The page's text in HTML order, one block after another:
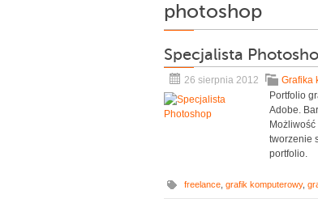
photoshop
Specjalista
26 sierpnia 2012 Grafika
Portfolio
Adobe.
tworzenie
portfolio.
freelance grafik komputerowy,